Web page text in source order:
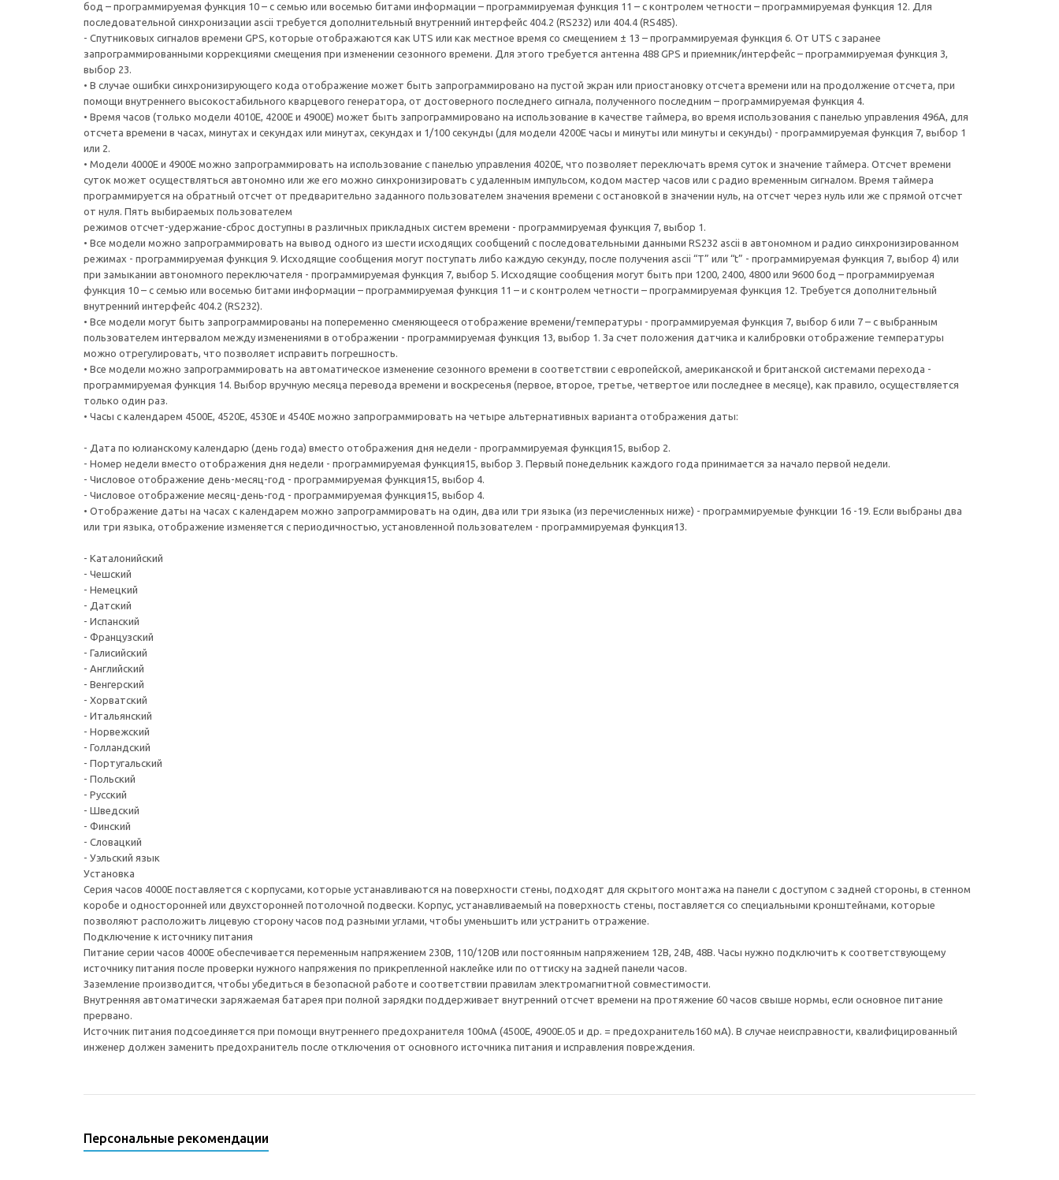
бод – программируемая функция 10 – с семью или восемью битами информации – программируемая функция 11 – с контролем четности – программируемая функция 12. Для
последовательной синхронизации ascii требуется дополнительный внутренний интерфейс 404.2 (RS232) или 404.4 (RS485).
- Спутниковых сигналов времени GPS, которые отображаются как UTS или как местное время со смещением ± 13 – программируемая функция 6. От UTS с заранее
запрограммированными коррекциями смещения при изменении сезонного времени. Для этого требуется антенна 488 GPS и приемник/интерфейс – программируемая функция 3,
выбор 23.
• В случае ошибки синхронизирующего кода отображение может быть запрограммировано на пустой экран или приостановку отсчета времени или на продолжение отсчета, при
помощи внутреннего высокостабильного кварцевого генератора, от достоверного последнего сигнала, полученного последним – программируемая функция 4.
• Время часов (только модели 4010E, 4200E и 4900E) может быть запрограммировано на использование в качестве таймера, во время использования с панелью управления 496А, для
отсчета времени в часах, минутах и секундах или минутах, секундах и 1/100 секунды (для модели 4200E часы и минуты или минуты и секунды) - программируемая функция 7, выбор 1
или 2.
• Модели 4000E и 4900E можно запрограммировать на использование с панелью управления 4020E, что позволяет переключать время суток и значение таймера. Отсчет времени
суток может осуществляться автономно или же его можно синхронизировать с удаленным импульсом, кодом мастер часов или с радио временным сигналом. Время таймера
программируется на обратный отсчет от предварительно заданного пользователем значения времени с остановкой в значении нуль, на отсчет через нуль или же с прямой отсчет
от нуля. Пять выбираемых пользователем
режимов отсчет-удержание-сброс доступны в различных прикладных систем времени - программируемая функция 7, выбор 1.
• Все модели можно запрограммировать на вывод одного из шести исходящих сообщений с последовательными данными RS232 ascii в автономном и радио синхронизированном
режимах - программируемая функция 9. Исходящие сообщения могут поступать либо каждую секунду, после получения ascii “T” или “t” - программируемая функция 7, выбор 4) или
при замыкании автономного переключателя - программируемая функция 7, выбор 5. Исходящие сообщения могут быть при 1200, 2400, 4800 или 9600 бод – программируемая
функция 10 – с семью или восемью битами информации – программируемая функция 11 – и с контролем четности – программируемая функция 12. Требуется дополнительный
внутренний интерфейс 404.2 (RS232).
• Все модели могут быть запрограммированы на попеременно сменяющееся отображение времени/температуры - программируемая функция 7, выбор 6 или 7 – с выбранным
пользователем интервалом между изменениями в отображении - программируемая функция 13, выбор 1. За счет положения датчика и калибровки отображение температуры
можно отрегулировать, что позволяет исправить погрешность.
• Все модели можно запрограммировать на автоматическое изменение сезонного времени в соответствии с европейской, американской и британской системами перехода -
программируемая функция 14. Выбор вручную месяца перевода времени и воскресенья (первое, второе, третье, четвертое или последнее в месяце), как правило, осуществляется
только один раз.
• Часы с календарем 4500E, 4520E, 4530E и 4540E можно запрограммировать на четыре альтернативных варианта отображения даты:
- Дата по юлианскому календарю (день года) вместо отображения дня недели - программируемая функция15, выбор 2.
- Номер недели вместо отображения дня недели - программируемая функция15, выбор 3. Первый понедельник каждого года принимается за начало первой недели.
- Числовое отображение день-месяц-год - программируемая функция15, выбор 4.
- Числовое отображение месяц-день-год - программируемая функция15, выбор 4.
• Отображение даты на часах с календарем можно запрограммировать на один, два или три языка (из перечисленных ниже) - программируемые функции 16 -19. Если выбраны два
или три языка, отображение изменяется с периодичностью, установленной пользователем - программируемая функция13.
- Каталонийский
- Чешский
- Немецкий
- Датский
- Испанский
- Французский
- Галисийский
- Английский
- Венгерский
- Хорватский
- Итальянский
- Норвежский
- Голландский
- Португальский
- Польский
- Русский
- Шведский
- Финский
- Словацкий
- Уэльский язык
Установка
Серия часов 4000E поставляется с корпусами, которые устанавливаются на поверхности стены, подходят для скрытого монтажа на панели с доступом с задней стороны, в стенном
коробе и односторонней или двухсторонней потолочной подвески. Корпус, устанавливаемый на поверхность стены, поставляется со специальными кронштейнами, которые
позволяют расположить лицевую сторону часов под разными углами, чтобы уменьшить или устранить отражение.
Подключение к источнику питания
Питание серии часов 4000E обеспечивается переменным напряжением 230В, 110/120В или постоянным напряжением 12В, 24В, 48В. Часы нужно подключить к соответствующему
источнику питания после проверки нужного напряжения по прикрепленной наклейке или по оттиску на задней панели часов.
Заземление производится, чтобы убедиться в безопасной работе и соответствии правилам электромагнитной совместимости.
Внутренняя автоматически заряжаемая батарея при полной зарядки поддерживает внутренний отсчет времени на протяжение 60 часов свыше нормы, если основное питание
прервано.
Источник питания подсоединяется при помощи внутреннего предохранителя 100мА (4500E, 4900E.05 и др. = предохранитель160 мА). В случае неисправности, квалифицированный
инженер должен заменить предохранитель после отключения от основного источника питания и исправления повреждения.
Персональные рекомендации